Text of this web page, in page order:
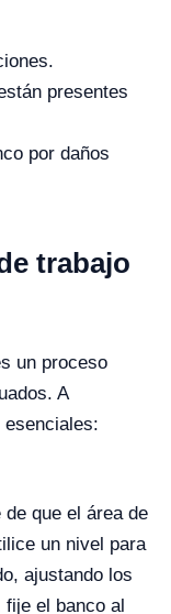
presentes
por daños
trabajo
un proceso
A
que el área de
un nivel para
ajustando los
fije el banco al